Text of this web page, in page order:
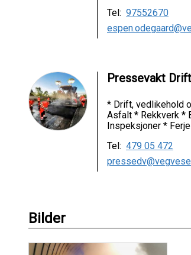
Tel: 97552670
Pressevakt
* Drift, vedlikehold
Asfalt * Rekkverk *
Inspeksjoner * Ferje
Tel: 479 05 472
Bilder